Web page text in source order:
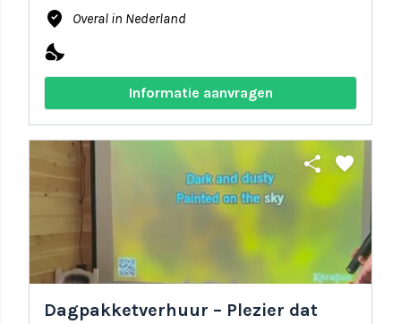
where_to_vote Overal in Nederland
nights_stay
Informatie aanvragen
share favorite
Dagpakketverhuur – Plezier dat